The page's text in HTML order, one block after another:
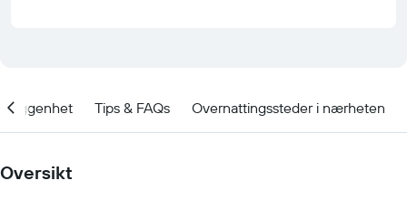
Tips & FAQs Overnattingssteder i nærheten
Oversikt